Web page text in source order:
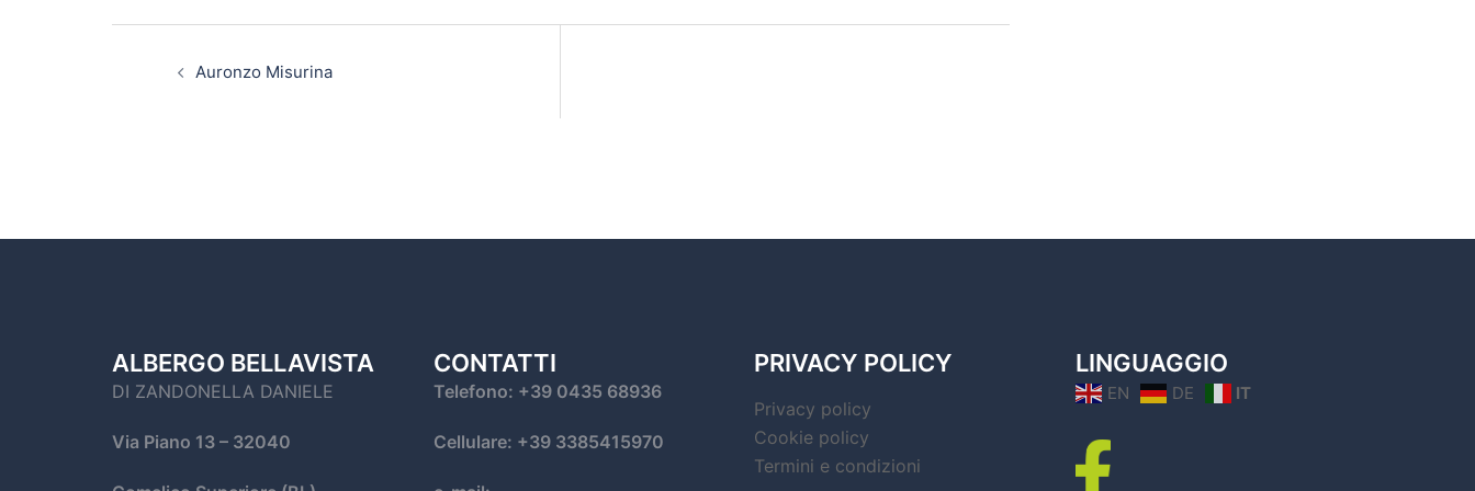
Auronzo Misurina
ALBERGO BELLAVISTA
DI ZANDONELLA DANIELE
Via Piano 13 – 32040
CONTATTI
Telefono: +39 0435 68936
Cellulare: +39 3385415970
PRIVACY POLICY
Privacy policy
Cookie policy
Termini e condizioni
LINGUAGGIO
EN DE IT